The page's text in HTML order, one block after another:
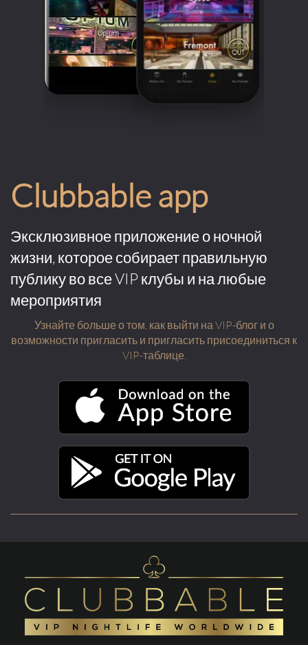
Clubbable app
Эксклюзивное приложение о ночной
жизни, которое собирает правильную
публику во все VIP клубы и на любые
мероприятия
Узнайте больше о том, как выйти на VIP-блог и о
возможности пригласить и пригласить присоединиться к
VIP-таблице.